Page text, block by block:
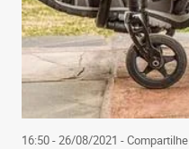
16:50 - 26/08/2021 - Compartilhe